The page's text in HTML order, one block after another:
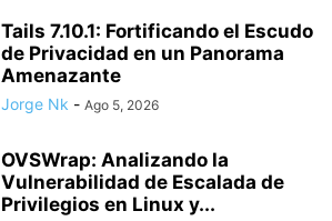
Tails 7.10.1: Fortificando el Escudo
de Privacidad en un Panorama
Amenazante
Jorge Nk - Ago 5, 2026
OVSWrap: Analizando la
Vulnerabilidad de Escalada de
Privilegios en Linux y...